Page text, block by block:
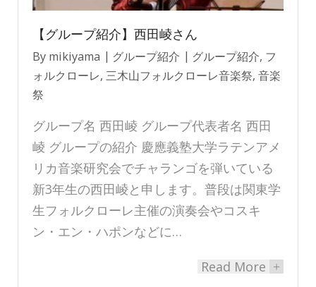
【グループ紹介】西田崚さん
By mikiyama グループ紹介 グループ紹介, フ
ォルクローレ, 三木山フォルクローレ音楽祭, 音楽
祭
グループ名 西田崚 グループ代表者名 西田
崚 グループの紹介 慶應義塾大学ラテンアメ
リカ音楽研究会でチャランゴを弾いている
新3年生の西田崚と申します。普段は関東学
生フォルクローレ主催の演奏会やコスキ
ン・エン・ハポンなどに…
Read More +